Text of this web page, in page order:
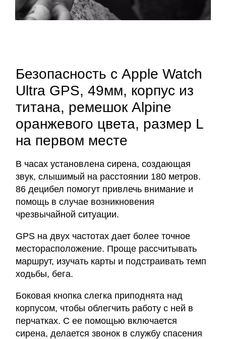
Безопасность с Apple Watch
Ultra GPS, 49мм, корпус из
титана, ремешок Alpine
оранжевого цвета, размер L
на первом месте
В часах установлена сирена, создающая
звук, слышимый на расстоянии 180 метров.
86 децибел помогут привлечь внимание и
помощь в случае возникновения
чрезвычайной ситуации.
GPS на двух частотах дает более точное
месторасположение. Проще рассчитывать
маршрут, изучать карты и подстраивать темп
ходьбы, бега.
Боковая кнопка слегка приподнята над
корпусом, чтобы облегчить работу с ней в
перчатках. С ее помощью включается
сирена, делается звонок в службу спасения